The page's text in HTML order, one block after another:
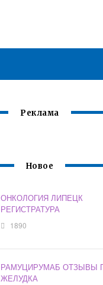
Реклама
Новое
ОНКОЛОГИЯ ЛИПЕЦК
РЕГИСТРАТУРА
1890
РАМУЦИРУМАБ ОТЗЫВЫ
ЖЕЛУДКА